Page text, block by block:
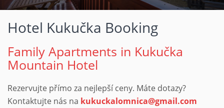
Hotel Kukučka Booking
Family Apartments in Kukučka
Mountain Hotel
Rezervujte přímo za nejlepší ceny. Máte dotazy?
Kontaktujte nás na kukuckalomnica@gmail.com